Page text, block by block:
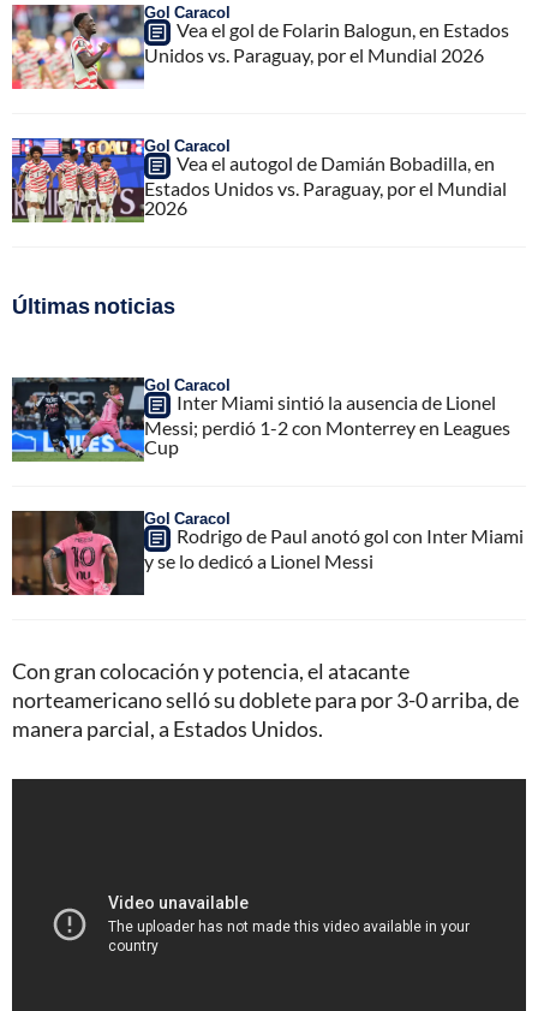
Gol Caracol
Vea el gol de Folarin Balogun, en Estados
Unidos vs. Paraguay, por el Mundial 2026
Gol Caracol
Vea el autogol de Damián Bobadilla, en
Estados Unidos vs. Paraguay, por el Mundial
2026
Últimas noticias
Gol Caracol
Inter Miami sintió la ausencia de Lionel
Messi; perdió 1-2 con Monterrey en Leagues
Cup
Gol Caracol
Rodrigo de Paul anotó gol con Inter Miami
y se lo dedicó a Lionel Messi
Con gran colocación y potencia, el atacante
norteamericano selló su doblete para por 3-0 arriba, de
manera parcial, a Estados Unidos.